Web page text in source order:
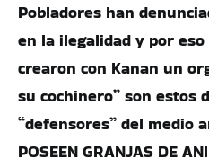
Pobladores han
en la ilegalidad y por
crearon con Kanan un
su cochinero” son estos
“defensores” del medio
POSEEN GRANJAS DE